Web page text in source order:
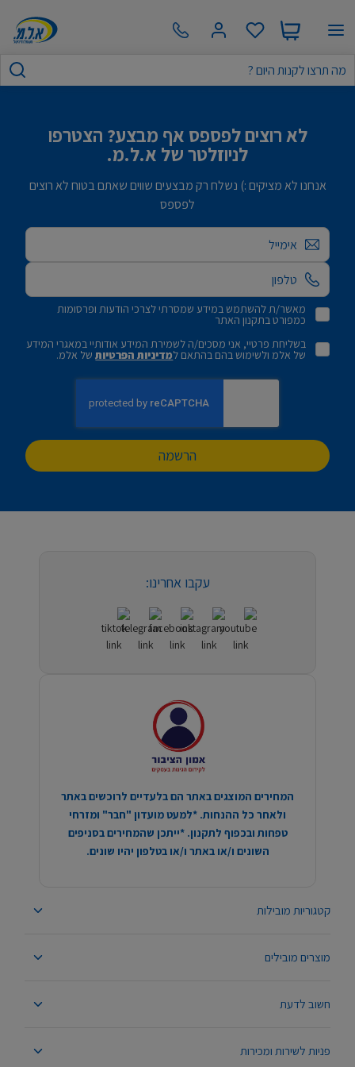
לא רוצים לפספס אף מבצע? הצטרפו
לניוזלטר של א.ל.מ.
אנחנו לא מציקים :) נשלח רק מבצעים שווים שאתם בטוח לא רוצים
לפספס
אימייל
מאשר/ת להשתמש במידע שמסרתי לצרכי הודעות ופרסומות
כמפורט בתקנון האתר
בשליחת פרטיי, אני מסכים/ה לשמירת המידע אודותיי במאגרי המידע
של אלמ ולשימוש בהם בהתאם למדיניות הפרטיותשל אלמ.
הרשמה
קטגוריות מובילות
מוצרים מובילים
חשוב לדעת
פניות לשירות ומכירות
עקבו אחרינו:
המחירים המוצגים באתר הם בלעדיים לרוכשים באתר
ולאחר כל ההנחות. *למעט מועדון "חבר" ומזרחי
טפחות ובכפוף לתקנון. *ייתכן שהמחירים בסניפים
השונים ו/או באתר ו/או בטלפון יהיו שונים.